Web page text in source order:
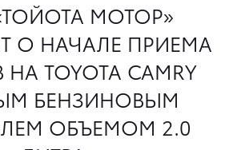
МОТОР»
О НАЧАЛЕ ПРИЕМА
TOYOTA CAMRY
БЕНЗИНОВЫМ
ОБЪЕМОМ 2.0